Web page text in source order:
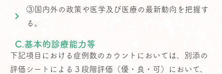
③国内外の政策や医学及び医療の最新動向を把握す
る。
C.基本的診療能力等
下記項目における症例数のカウントにおいては、別添の
評価シートによる３段階評価（優・良・可）において、